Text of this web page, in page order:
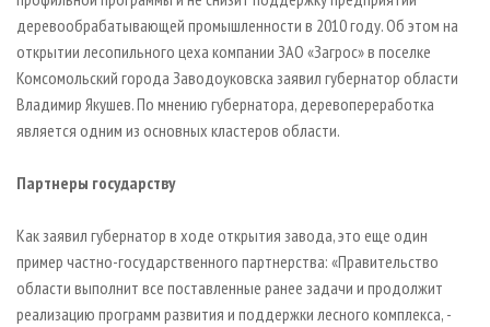
СУШКА ДРЕВЕСИНЫ
ПРОИЗВОДСТВО ДРЕВЕСНЫХ ПЛИТ
ДЕРЕВЯННОЕ ДОМОСТРОЕНИЕ
ПРОИЗВОДСТВО МЕБЕЛИ
ЦБП
ИНСТРУМЕНТ И МАТЕРИАЛЫ
ПЕРСОНЫ
МОБИЛЬНЫЕ ВЫСТАВКИ
ОФИЦИАЛЬНЫЕ ДЕЛЕГАЦИИ
ПРИОРИТЕТНЫЕ ИНВЕСТПРОЕКТЫ
ГАЗЕТА ЛЕСПРОМФОРУМ
БИБЛИОТЕКА СПЕЦИАЛИСТА
КОНТАКТЫ
РЕКЛАМА
РЕКЛАМА НА САЙТЕ
деревообрабатывающей промышленности в 2010 году. Об этом на
открытии лесопильного цеха компании ЗАО «Загрос» в поселке
Комсомольский города Заводоуковска заявил губернатор области
Владимир Якушев. По мнению губернатора, деревопереработка
является одним из основных кластеров области.
Партнеры государству
Как заявил губернатор в ходе открытия завода, это еще один
пример частно-государственного партнерства: «Правительство
области выполнит все поставленные ранее задачи и продолжит
реализацию программ развития и поддержки лесного комплекса, -